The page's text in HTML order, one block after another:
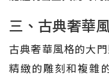
三、古典奢華
古典奢華風格的大
精緻的雕刻和複雜